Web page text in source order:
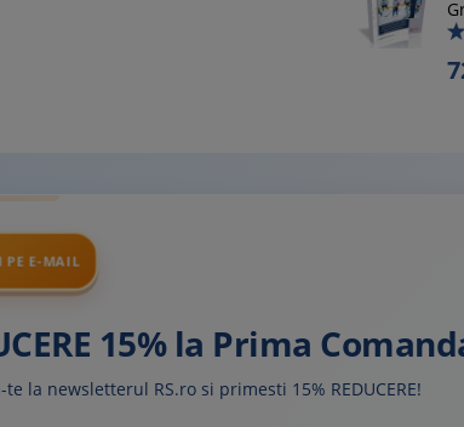
PE E-MAIL
15% la Prima
te la newsletterul RS.ro si primesti 15% REDUCERE!